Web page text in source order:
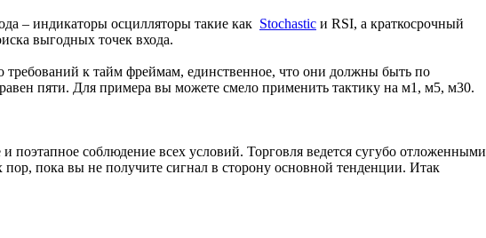
– индикаторы осцилляторы такие как Stochastic и RSI, а краткосрочный
выгодных точек входа.
требований к тайм фреймам, единственное, что они должны быть по
пяти. Для примера вы можете смело применить тактику на м1, м5, м30.
поэтапное соблюдение всех условий. Торговля ведется сугубо отложенными
пор, пока вы не получите сигнал в сторону основной тенденции. Итак